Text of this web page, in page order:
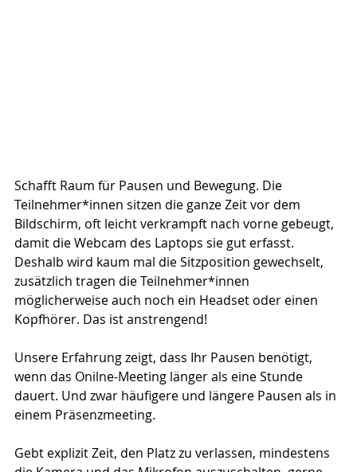
Schafft Raum für Pausen und Bewegung. Die
Teilnehmer*innen sitzen die ganze Zeit vor dem
Bildschirm, oft leicht verkrampft nach vorne gebeugt,
damit die Webcam des Laptops sie gut erfasst.
Deshalb wird kaum mal die Sitzposition gewechselt,
zusätzlich tragen die Teilnehmer*innen
möglicherweise auch noch ein Headset oder einen
Kopfhörer. Das ist anstrengend!
Unsere Erfahrung zeigt, dass Ihr Pausen benötigt,
wenn das Onilne-Meeting länger als eine Stunde
dauert. Und zwar häufigere und längere Pausen als in
einem Präsenzmeeting.
Gebt explizit Zeit, den Platz zu verlassen, mindestens